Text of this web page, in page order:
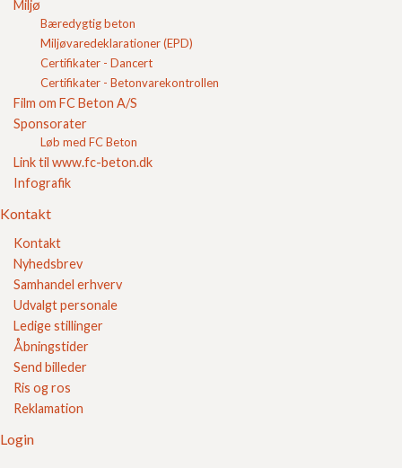
Miljø
Bæredygtig beton
Miljøvaredeklarationer (EPD)
Certifikater - Dancert
Certifikater - Betonvarekontrollen
Film om FC Beton A/S
Sponsorater
Løb med FC Beton
Link til www.fc-beton.dk
Infografik
Kontakt
Kontakt
Nyhedsbrev
Samhandel erhverv
Udvalgt personale
Ledige stillinger
Åbningstider
Send billeder
Ris og ros
Reklamation
Login
Betontrappe
Forebyg ukrudt
Fremtidens fortov
Fugekonstruktioner
Kalkudfældninger
Nedlægning af farvemix
Farver og overflader på Betonsten og fliser
Vakuum løfteudstyr
Vedligeholdelse af betonbelægninger
Leverandørbrugsanvisning for beton varer - sten
Vejledning fabriksbeton
Brochurer